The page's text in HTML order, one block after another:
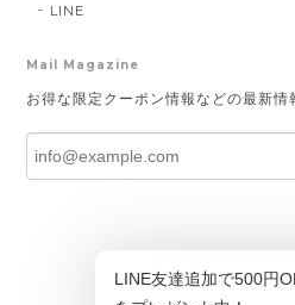
LINE
Mail Magazine
お得な限定クーポン情報などの最新情